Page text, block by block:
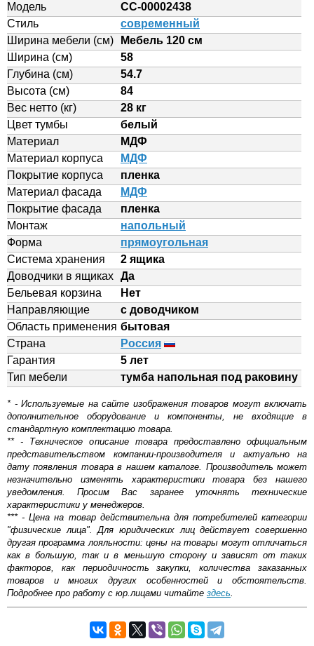
Модель
СС-00002438
Стиль
современный
Ширина мебели (см)
Мебель 120 см
Ширина (см)
58
Глубина (см)
54.7
Высота (см)
84
Вес нетто (кг)
28 кг
Цвет тумбы
белый
Материал
МДФ
Материал корпуса
МДФ
Покрытие корпуса
пленка
Материал фасада
МДФ
Покрытие фасада
пленка
Монтаж
напольный
Форма
прямоугольная
Система хранения
2 ящика
Доводчики в ящиках Да
Бельевая корзина
Нет
Направляющие
с доводчиком
Область применения бытовая
Страна
Россия
Гарантия
5 лет
Тип мебели
тумба напольная под раковину
* - Используемые на сайте изображения товаров могут включать
дополнительное оборудование и компоненты, не входящие в
стандартную комплектацию товара.
** - Техническое описание товара предоставлено официальным
представительством компании-производителя и актуально на
дату появления товара в нашем каталоге. Производитель может
незначительно изменять характеристики товара без нашего
уведомления. Просим Вас заранее уточнять технические
характеристики у менеджеров.
*** - Цена на товар действительна для потребителей категории
"физические лица". Для юридических лиц действует совершенно
другая программа лояльности: цены на товары могут отличаться
как в большую, так и в меньшую сторону и зависят от таких
факторов, как периодичность закупки, количества заказанных
товаров и многих других особенностей и обстоятельств.
Подробнее про работу с юр.лицами читайте здесь.